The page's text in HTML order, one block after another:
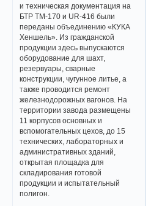
и техническая документация на
БТР ТМ-170 и UR-416 были
переданы объединению «КУКА
Хеншель». Из гражданской
продукции здесь выпускаются
оборудование для шахт,
резервуары, сварные
конструкции, чугунное литье, а
также проводится ремонт
железнодорожных вагонов. На
территории завода размещены
11 корпусов основных и
вспомогательных цехов, до 15
технических, лабораторных и
административных зданий,
открытая площадка для
складирования готовой
продукции и испытательный
полигон.